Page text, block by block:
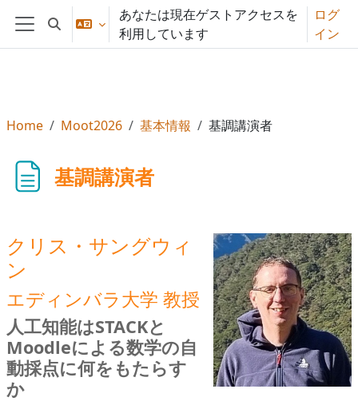
メインコンテンツへスキップする
サイドパネル
検索入力に切り替える
あなたは現在ゲストアクセスを
利用しています
ログ
イン
Home Moot2026 基本情報 基調講演者
基調講演者
クリス・サングウィ
ン
エディンバラ大学 教授
人工知能はSTACKと
Moodleによる数学の自
動採点に何をもたらす
か